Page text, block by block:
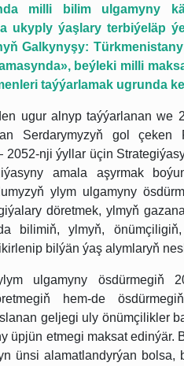
milli bilim ulgamyny
ukyply ýaşlary terbiýeläp
Galkynyşy:
beýleki milli
taýýarlamak ugrunda
ugur alnyp taýýarlanan we
Serdarymyzyň gol çeken
nji ýyllar üçin
amala aşyrmak
ylym ulgamyny
döretmek, ylmyň
bilimiň, ylmyň,
bilýän ýaş alymlaryň
ylym ulgamyny
hem-de
geljegi uly önümçilikler
üpjün etmegi maksat
ünsi alamatlandyrýan